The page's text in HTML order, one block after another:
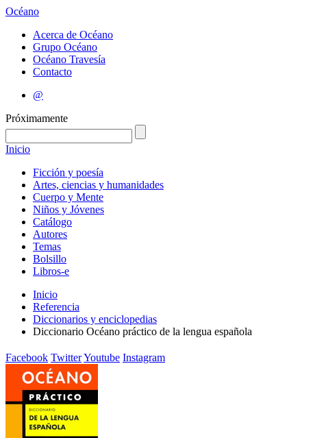
Océano
Acerca de Océano
Grupo Océano
Océano Travesía
Contacto
@
Próximamente
Inicio
Ficción y poesía
Artes, ciencias y humanidades
Cuerpo y Mente
Niños y Jóvenes
Catálogo
Autores
Temas
Bolsillo
Libros-e
Inicio
Referencia
Diccionarios y enciclopedias
Diccionario Océano práctico de la lengua española
Facebook TwitterYoutube Instagram